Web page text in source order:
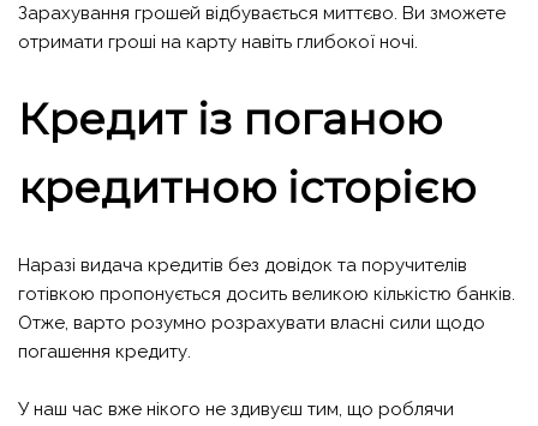
Зарахування грошей відбувається миттєво. Ви зможете
отримати гроші на карту навіть глибокої ночі.
Кредит із поганою
кредитною історією
Наразі видача кредитів без довідок та поручителів
готівкою пропонується досить великою кількістю банків.
Отже, варто розумно розрахувати власні сили щодо
погашення кредиту.
У наш час вже нікого не здивуєш тим, що роблячи